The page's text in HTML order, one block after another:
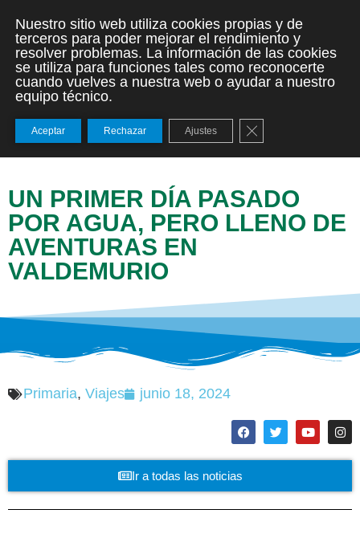
UN PRIMER DÍA PASADO
POR AGUA, PERO LLENO DE
AVENTURAS EN
VALDEMURIO
Primaria, Viajes junio 18, 2024
Ir a todas las noticias
Nuestro sitio web utiliza cookies propias y de
terceros para poder mejorar el rendimiento y
resolver problemas. La información de las cookies
se utiliza para funciones tales como reconocerte
cuando vuelves a nuestra web o ayudar a nuestro
equipo técnico.
Aceptar Rechazar Ajustes Cerrar el banner de